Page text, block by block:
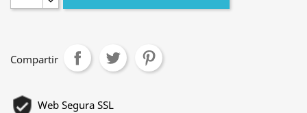
Compartir
Web Segura SSL